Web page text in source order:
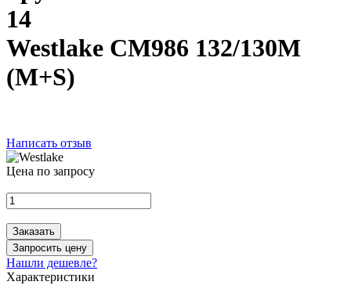
14
Westlake CM986 132/130M
(M+S)
Написать отзыв
Цена по запросу
Заказать
Запросить цену
Нашли дешевле?
Характеристики